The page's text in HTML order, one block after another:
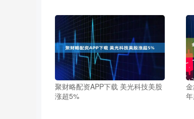
聚财略配资APP下载 美光科技美股
涨超5%